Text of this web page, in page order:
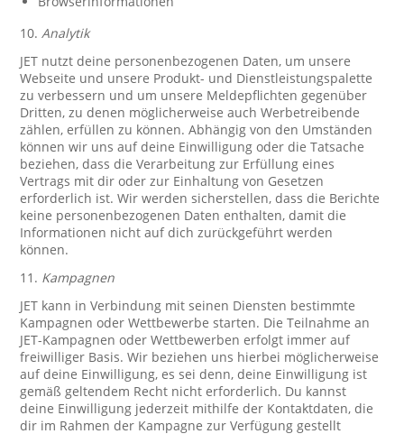
10.Analytik
JET nutzt deine personenbezogenen Daten, um unsere
Webseite und unsere Produkt- und Dienstleistungspalette
zu verbessern und um unsere Meldepflichten gegenüber
Dritten, zu denen möglicherweise auch Werbetreibende
zählen, erfüllen zu können. Abhängig von den Umständen
können wir uns auf deine Einwilligung oder die Tatsache
beziehen, dass die Verarbeitung zur Erfüllung eines
Vertrags mit dir oder zur Einhaltung von Gesetzen
erforderlich ist. Wir werden sicherstellen, dass die Berichte
keine personenbezogenen Daten enthalten, damit die
Informationen nicht auf dich zurückgeführt werden
können.
11. Kampagnen
JET kann in Verbindung mit seinen Diensten bestimmte
Kampagnen oder Wettbewerbe starten. Die Teilnahme an
JET-Kampagnen oder Wettbewerben erfolgt immer auf
freiwilliger Basis. Wir beziehen uns hierbei möglicherweise
auf deine Einwilligung, es sei denn, deine Einwilligung ist
gemäß geltendem Recht nicht erforderlich. Du kannst
deine Einwilligung jederzeit mithilfe der Kontaktdaten, die
dir im Rahmen der Kampagne zur Verfügung gestellt